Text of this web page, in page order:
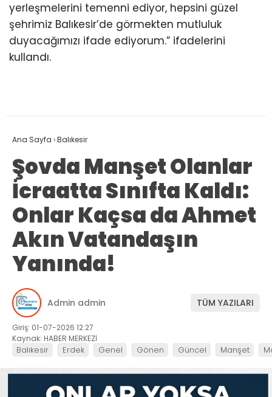
yerleşmelerini temenni ediyor, hepsini güzel
şehrimiz Balıkesir’de görmekten mutluluk
duyacağımızı ifade ediyorum.” ifadelerini
kullandı.
Ana Sayfa ›Balıkesir
Şovda Manşet Olanlar
İcraatta Sınıfta Kaldı:
Onlar Kaçsa da Ahmet
Akın Vatandaşın
Yanında!
Admin admin TÜM YAZILARI
Giriş: 01-07-2026 12:27
Kaynak: HABER MERKEZİ
Balıkesir Erdek Genel Gönen Güncel Manşet